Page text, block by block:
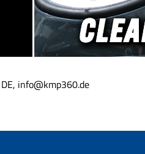
info@kmp360.de